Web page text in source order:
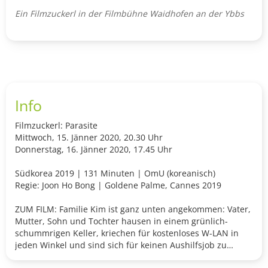
Ein Filmzuckerl in der Filmbühne Waidhofen an der Ybbs
Info
Filmzuckerl: Parasite
Mittwoch, 15. Jänner 2020, 20.30 Uhr
Donnerstag, 16. Jänner 2020, 17.45 Uhr
Südkorea 2019 | 131 Minuten | OmU (koreanisch)
Regie: Joon Ho Bong | Goldene Palme, Cannes 2019
ZUM FILM: Familie Kim ist ganz unten angekommen: Vater,
Mutter, Sohn und Tochter hausen in einem grünlich-
schummrigen Keller, kriechen für kostenloses W-LAN in
jeden Winkel und sind sich für keinen Aushilfsjob zu